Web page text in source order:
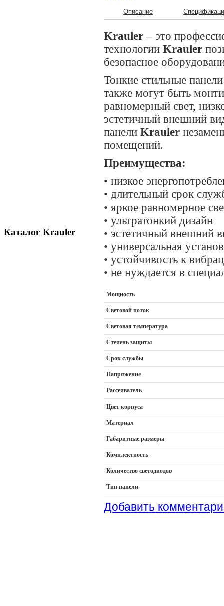
Каталог Krauler
Описание
Krauler – это
технологии Krauler
безопасное
Тонкие стильные
также могут быть
равномерный свет,
эстетичный внешний
панели Krauler
помещений.
Преимущества:
• низкое
• длительный срок
• яркое равномерное
• ультратонкий дизайн
• эстетичный внешний
• универсальная
• устойчивость к
• не нуждается в
Мощность
Световой поток
Световая температура
Степень защиты
Срок службы
Напряжение
Рассеиватель
Цвет корпуса
Материал
Габаритные размеры
Комплектность
Количество светодиодов
Тип панели
Добавить